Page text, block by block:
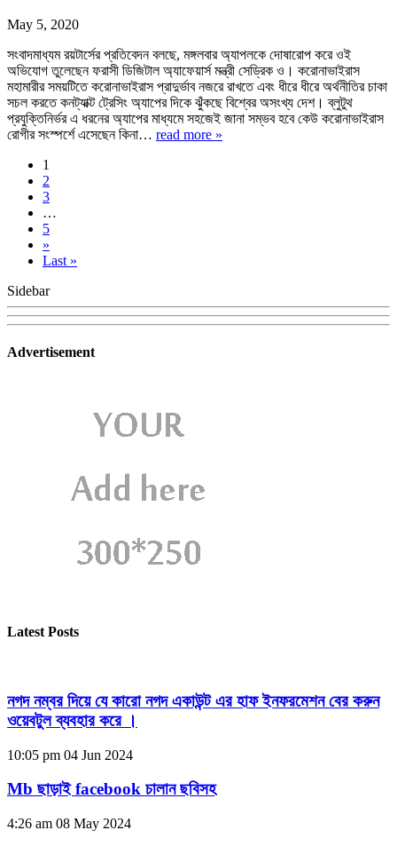
May 5, 2020
সংবাদমাধ্যম রয়টার্সের প্রতিবেদন বলছে, মঙ্গলবার অ্যাপলকে দোষারোপ করে ওই
অভিযোগ তুলেছেন ফরাসী ডিজিটাল অ্যাফেয়ার্স মন্ত্রী সেড্রিক ও। করোনাভাইরাস
মহামারীর সময়টিতে করোনাভাইরাস প্রাদুর্ভাব নজরে রাখতে এবং ধীরে ধীরে অর্থনীতির চাকা
সচল করতে কনট্যাক্ট ট্রেসিং অ্যাপের দিকে ঝুঁকছে বিশ্বের অসংখ্য দেশ। ব্লুটুথ
প্রযুক্তিনির্ভর এ ধরনের অ্যাপের মাধ্যমে সহজেই জানা সম্ভব হবে কেউ করোনাভাইরাস
রোগীর সংস্পর্শে এসেছেন কিনা… read more »
1
2
3
…
5
»
Last »
Sidebar
Advertisement
Latest Posts
নগদ নম্বর দিয়ে যে কারো নগদ একাউন্ট এর হাফ ইনফরমেশন বের করুন
ওয়েবটুল ব্যবহার করে ।
10:05 pm 04 Jun 2024
Mb ছাড়াই facebook চালান ছবিসহ
4:26 am 08 May 2024